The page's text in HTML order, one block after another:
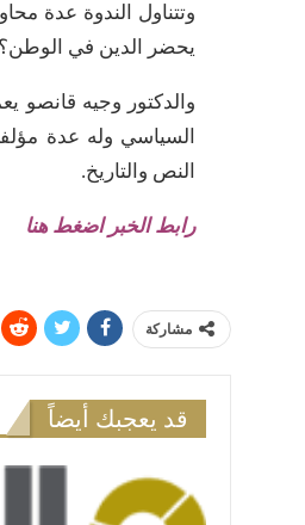
وتتناول الندوة عدة
يحضر الدين في الوطن؟.
والدكتور وجيه قانصو
السياسي وله عدة
النص والتاريخ.
رابط الخبر اضغط هنا
مشاركة
قد يعجبك أيضاً